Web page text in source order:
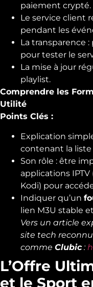
paiement crypté.
Le service client
pendant les
La transparence :
pour tester le
La mise à jour
playlist.
Comprendre les
Utilité
Points Clés :
Explication
contenant la
Son rôle : être
applications IPTV
Kodi) pour
Indiquer qu’un
lien M3U stable
Vers un article
site tech reconnu
comme Clubic:
L’Offre
et le Sport